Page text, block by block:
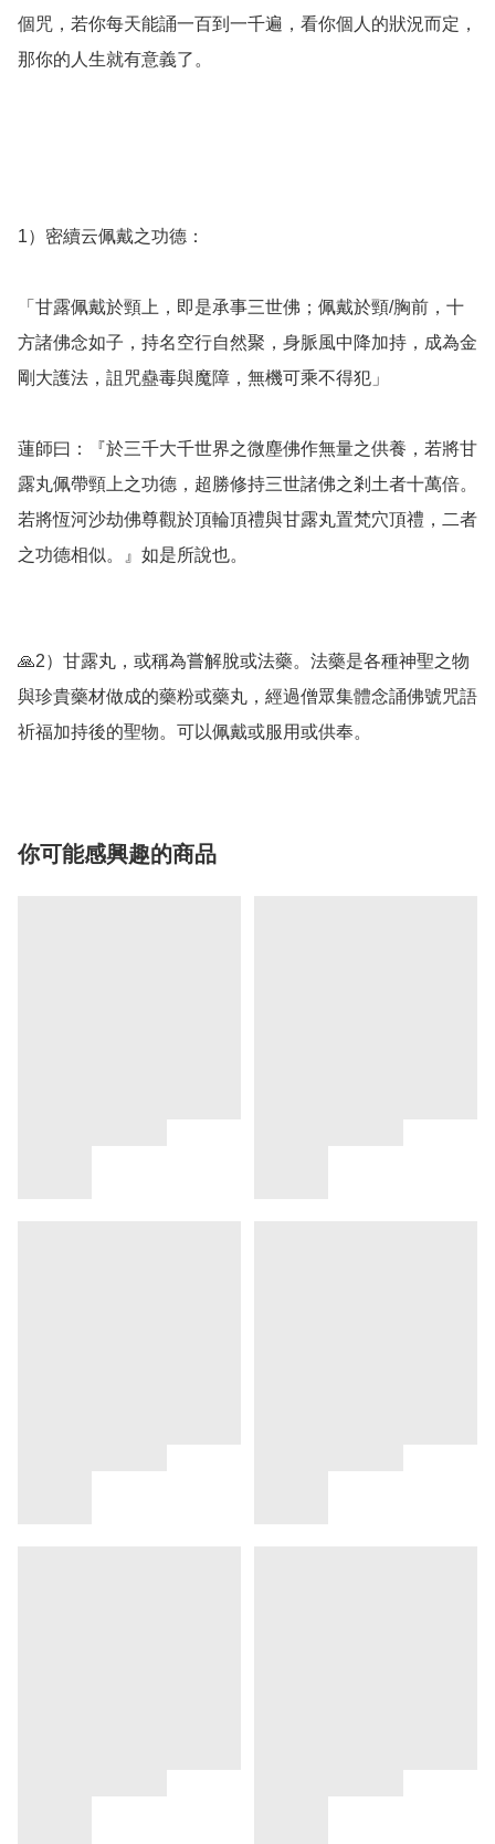
個咒，若你每天能誦一百到一千遍，看你個人的狀況而定，
那你的人生就有意義了。
1）密續云佩戴之功德：
「甘露佩戴於頸上，即是承事三世佛；佩戴於頸/胸前，十
方諸佛念如子，持名空行自然聚，身脈風中降加持，成為金
剛大護法，詛咒蠱毒與魔障，無機可乘不得犯」
蓮師曰：『於三千大千世界之微塵佛作無量之供養，若將甘
露丸佩帶頸上之功德，超勝修持三世諸佛之剎土者十萬倍。
若將恆河沙劫佛尊觀於頂輪頂禮與甘露丸置梵穴頂禮，二者
之功德相似。』如是所說也。
🙏2）甘露丸，或稱為嘗解脫或法藥。法藥是各種神聖之物
與珍貴藥材做成的藥粉或藥丸，經過僧眾集體念誦佛號咒語
祈福加持後的聖物。可以佩戴或服用或供奉。
你可能感興趣的商品